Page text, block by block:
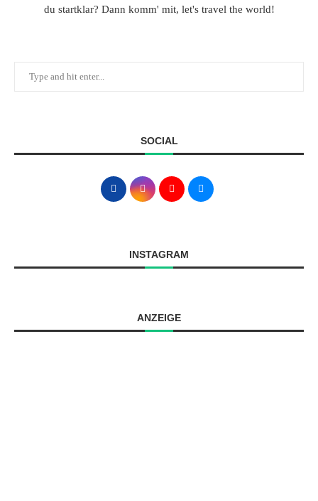
du startklar? Dann komm' mit, let's travel the world!
SOCIAL
INSTAGRAM
ANZEIGE